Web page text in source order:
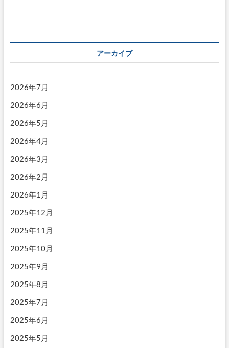
ゲ
ョ
ン
アーカイブ
2026年7月
2026年6月
2026年5月
2026年4月
2026年3月
2026年2月
2026年1月
2025年12月
2025年11月
2025年10月
2025年9月
2025年8月
2025年7月
2025年6月
2025年5月